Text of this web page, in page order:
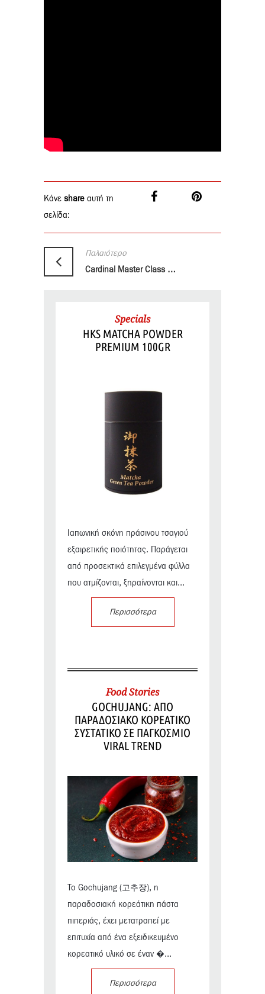
Κάνε share αυτή τη
σελίδα:
Παλαιότερο
Cardinal Master Class από τον Γιάννη Καλδάνη
Specials
HKS MATCHA POWDER
PREMIUM 100GR
Ιαπωνική σκόνη πράσινου τσαγιού
εξαιρετικής ποιότητας. Παράγεται
από προσεκτικά επιλεγμένα φύλλα
που ατμίζονται, ξηραίνονται και...
Περισσότερα
Food Stories
GOCHUJANG: ΑΠΟ
ΠΑΡΑΔΟΣΙΑΚΟ ΚΟΡΕΑΤΙΚΟ
ΣΥΣΤΑΤΙΚΟ ΣΕ ΠΑΓΚΟΣΜΙΟ
VIRAL TREND
Το Gochujang (고추장), η
παραδοσιακή κορεάτικη πάστα
πιπεριάς, έχει μετατραπεί με
επιτυχία από ένα εξειδικευμένο
κορεατικό υλικό σε έναν �...
Περισσότερα